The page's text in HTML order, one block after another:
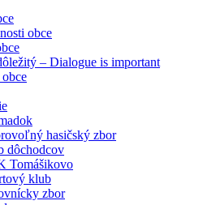
obce
– Dialogue is important
obce
hasičský zbor
dôchodcov
Tomášikovo
klub
zbor